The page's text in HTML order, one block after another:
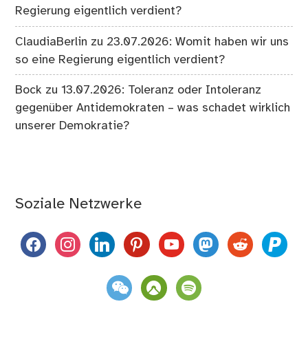
Regierung eigentlich verdient?
ClaudiaBerlin zu 23.07.2026: Womit haben wir uns
so eine Regierung eigentlich verdient?
Bock zu13.07.2026: Toleranz oder Intoleranz
gegenüber Antidemokraten – was schadet wirklich
unserer Demokratie?
Soziale Netzwerke
facebookinstagramlinkedinpinterestyoutubemastodon
reddit paypal
weixin komootspotify